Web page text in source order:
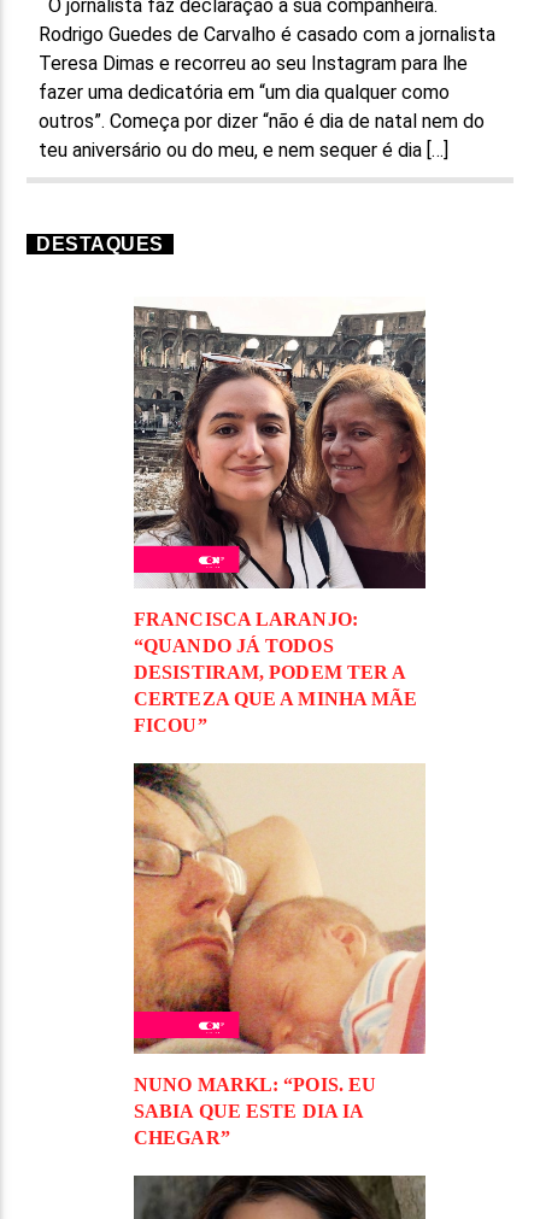
O jornalista faz declaração à sua companheira.
Rodrigo Guedes de Carvalho é casado com a jornalista
Teresa Dimas e recorreu ao seu Instagram para lhe
fazer uma dedicatória em “um dia qualquer como
outros”. Começa por dizer “não é dia de natal nem do
teu aniversário ou do meu, e nem sequer é dia […]
DESTAQUES
FRANCISCA LARANJO:
“QUANDO JÁ TODOS
DESISTIRAM, PODEM TER A
CERTEZA QUE A MINHA MÃE
FICOU”
NUNO MARKL: “POIS. EU
SABIA QUE ESTE DIA IA
CHEGAR”